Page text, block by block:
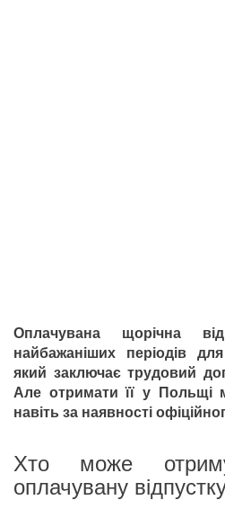
Оплачувана щорічна
найбажаніших періодів
який заключає трудовий
Але отримати її у Польщі
навіть за наявності
Хто може
оплачувану